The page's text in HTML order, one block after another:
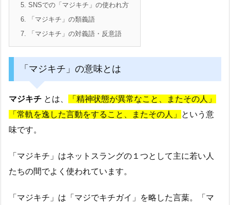
5. SNSでの「マジキチ」の使われ方
6. 「マジキチ」の類義語
7. 「マジキチ」の対義語・反意語
「マジキチ」の意味とは
マジキチ とは、
「精神状態が異常なこと、またその人」
「常軌を逸した言動をすること、またその人」
という意
味です。
「マジキチ」はネットスラングの１つとして主に若い人
たちの間でよく使われています。
「マジキチ」は「マジでキチガイ」を略した言葉。「マ